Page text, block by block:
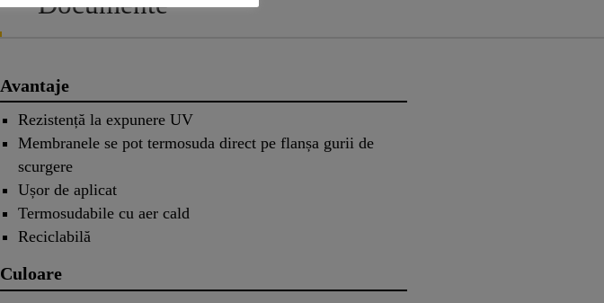
Avantaje
Rezistență la expunere UV
Membranele se pot termosuda direct pe flanșa gurii de
scurgere
Ușor de aplicat
Termosudabile cu aer cald
Reciclabilă
Culoare